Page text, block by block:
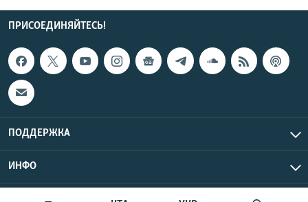
ПРИСОЕДИНЯЙТЕСЬ!
ПОДДЕРЖКА
ИНФО